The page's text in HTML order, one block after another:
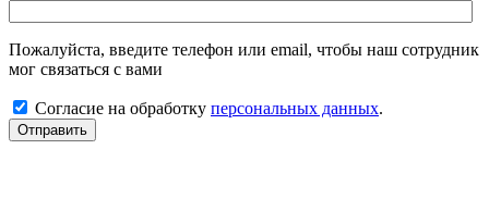
Пожалуйста, введите телефон или email, чтобы наш сотрудник
мог связаться с вами
Согласие на обработку персональных данных.
Отправить